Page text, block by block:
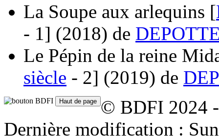
La Soupe aux arlequins [
- 1] (2018) de
Le Pépin de la reine
siècle - 2] (2019) de
© BDFI 2024
Dernière modification :